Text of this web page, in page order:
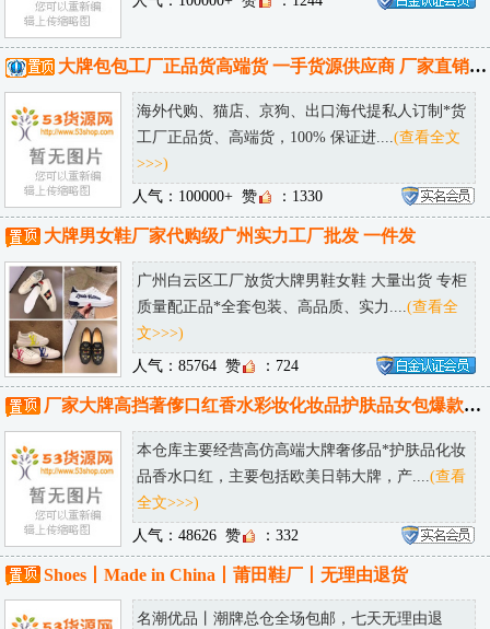
大牌包包工厂正品货高端货 一手货源供应商 厂家直销 可邮全球！
海外代购、猫店、京狗、出口海代提私人订制*货
工厂正品货、高端货，100% 保证进....(查看全文
>>>)
人气：100000+ 赞 ：1330
大牌男女鞋厂家代购级广州实力工厂批发 一件发
广州白云区工厂放货大牌男鞋女鞋 大量出货 专柜
质量配正品*全套包装、高品质、实力.... (查看全
文>>>)
人气：85764 赞 ：724
厂家大牌高挡著偧口红香水彩妆化妆品护肤品女包爆款仓库一件代发
本仓库主要经营高仿高端大牌奢侈品*护肤品化妆
品香水口红，主要包括欧美日韩大牌，产.... (查看
全文>>>)
人气：48626 赞 ：332
Shoes丨Made in China丨莆田鞋厂丨无理由退货
名潮优品丨潮牌总仓全场包邮，七天无理由退